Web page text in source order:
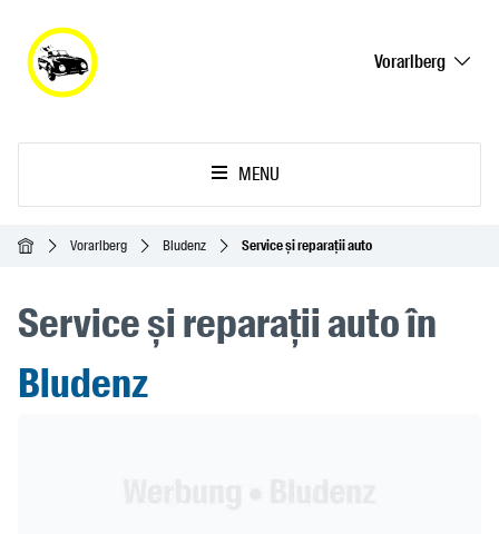
Vorarlberg
MENU
Acasă Vorarlberg Bludenz Service și reparații auto
Service și reparații auto în
Bludenz